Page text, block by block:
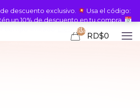
0 RD$0
descuento exclusivo.
Usa el código:
un 10% de descuento en tu compra.
Descartar